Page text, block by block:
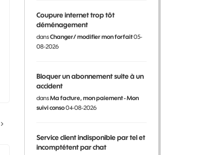
Coupure internet trop tôt
déménagement
dansChanger/ modifier mon forfait05-
08-2026
Bloquer un abonnement suite à un
accident
dansMa facture, mon paiement - Mon
suivi conso04-08-2026
Service client indisponible par tel et
incomptétent par chat